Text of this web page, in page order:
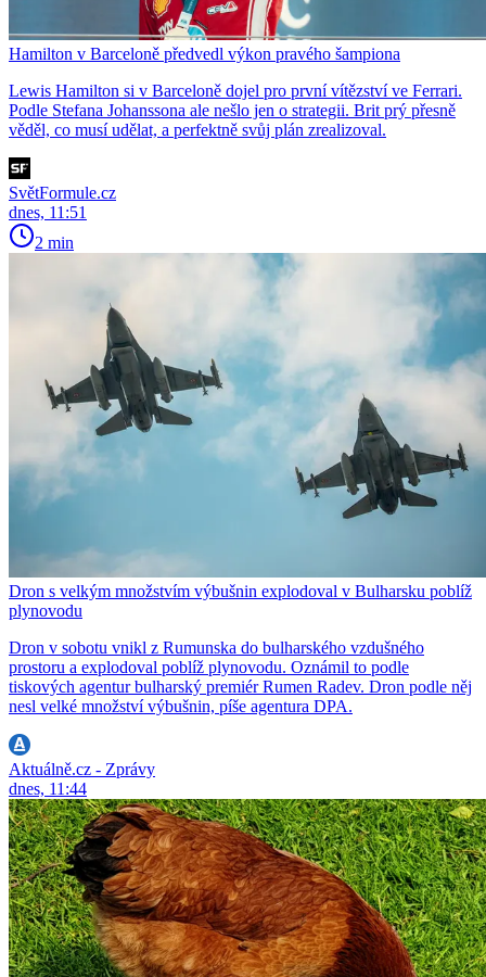
Hamilton v Barceloně předvedl výkon pravého šampiona
Lewis Hamilton si v Barceloně dojel pro první vítězství ve Ferrari.
Podle Stefana Johanssona ale nešlo jen o strategii. Brit prý přesně
věděl, co musí udělat, a perfektně svůj plán zrealizoval.
SvětFormule.cz
dnes, 11:51
2 min
Dron s velkým množstvím výbušnin explodoval v Bulharsku poblíž
plynovodu
Dron v sobotu vnikl z Rumunska do bulharského vzdušného
prostoru a explodoval poblíž plynovodu. Oznámil to podle
tiskových agentur bulharský premiér Rumen Radev. Dron podle něj
nesl velké množství výbušnin, píše agentura DPA.
Aktuálně.cz - Zprávy
dnes, 11:44